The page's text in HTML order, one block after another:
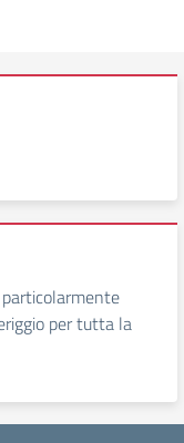
per tutta la